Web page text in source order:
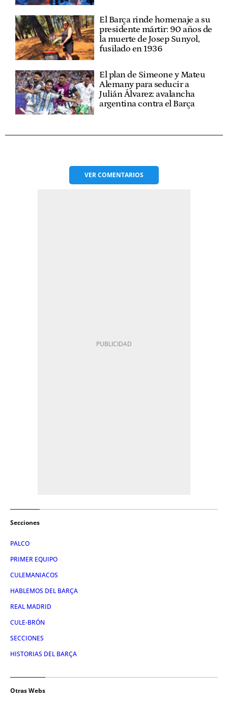
El Barça rinde homenaje a su
presidente mártir: 90 años de
la muerte de Josep Sunyol,
fusilado en 1936
El plan de Simeone y Mateu
Alemany para seducir a
Julián Álvarez: avalancha
argentina contra el Barça
VERCOMENTARIOS
Secciones
PALCO
PRIMER EQUIPO
CULEMANIACOS
HABLEMOS DEL BARÇA
REAL MADRID
CULE-BRÓN
SECCIONES
HISTORIAS DEL BARÇA
Otras Webs